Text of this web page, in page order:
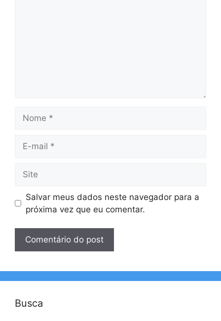
mail
Salvar meus dados neste navegador para a
próxima vez que eu comentar.
Busca